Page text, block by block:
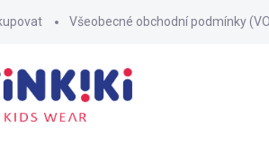
Všeobecné obchodní podmínky